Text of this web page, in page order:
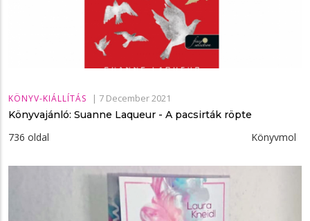
KÖNYV-KIÁLLÍTÁS | 7 December 2021
Könyvajánló: Suanne Laqueur - A ​pacsirták röpte
736 oldal Könyvmol